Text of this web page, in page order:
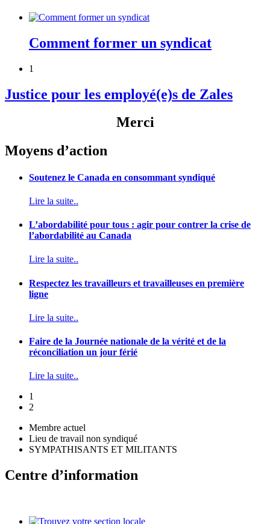
Comment former un syndicat
1
Justice pour les employé(e)s de Zales
Merci
Moyens d’action
Soutenez le Canada en consommant syndiqué
Lire la suite..
L’abordabilité pour tous : agir pour contrer la crise de
l’abordabilité au Canada
Lire la suite..
Respectez les travailleurs et travailleuses en première
ligne
Lire la suite..
Faire de la Journée nationale de la vérité et de la
réconciliation un jour férié
Lire la suite..
1
2
Membre actuel
Lieu de travail non syndiqué
SYMPATHISANTS ET MILITANTS
Centre d’information